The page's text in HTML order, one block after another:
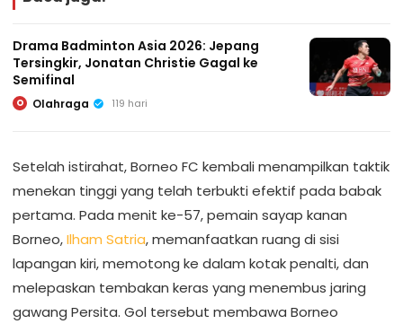
Drama Badminton Asia 2026: Jepang
Tersingkir, Jonatan Christie Gagal ke
Semifinal
O Olahraga 119 hari
Setelah istirahat, Borneo FC kembali menampilkan taktik
menekan tinggi yang telah terbukti efektif pada babak
pertama. Pada menit ke-57, pemain sayap kanan
Borneo,Ilham Satria, memanfaatkan ruang di sisi
lapangan kiri, memotong ke dalam kotak penalti, dan
melepaskan tembakan keras yang menembus jaring
gawang Persita. Gol tersebut membawa Borneo